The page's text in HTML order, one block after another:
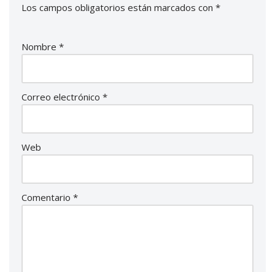
Los campos obligatorios están marcados con *
Nombre *
Correo electrónico *
Web
Comentario *